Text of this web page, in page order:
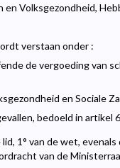
en Volksgezondheid,
verstaan onder :
de vergoeding van
en Sociale
bedoeld in artikel
1° van de wet,
van de